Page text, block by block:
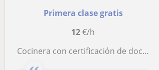
Primera clase gratis
12€/h
Cocinera con certificación de docencia y experiencia superior a 27 años, imparte masterclass de cocina tradicional, nivel básico.